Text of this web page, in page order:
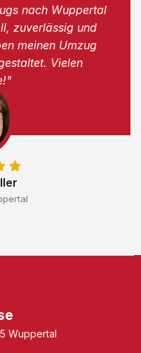
nach Wuppertal
zuverlässig und
meinen Umzug
Vielen
Wuppertal